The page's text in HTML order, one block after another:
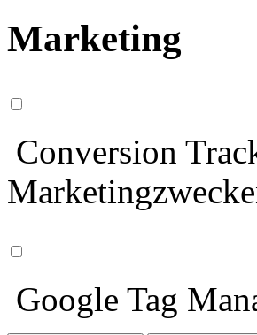
Marketing
Conversion
Google Tag